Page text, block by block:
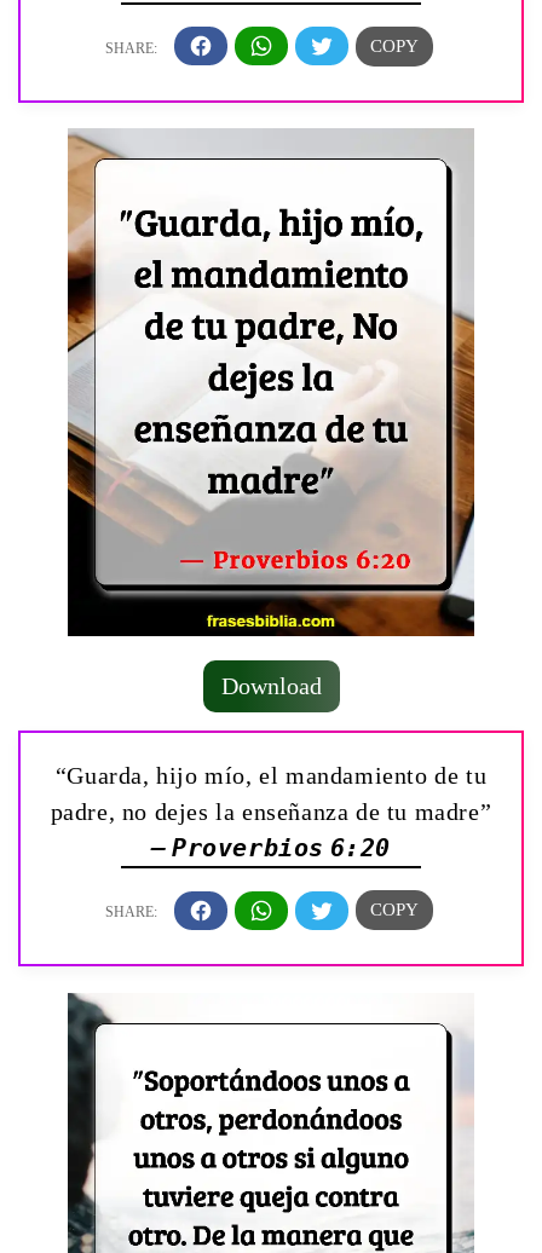
Download
“Guarda, hijo mío, el mandamiento de tu
padre, no dejes la enseñanza de tu madre”
— Proverbios 6:20